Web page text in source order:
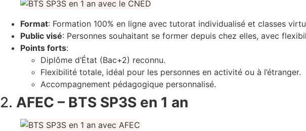
Format: Formation 100% en ligne avec tutorat individualisé et classes
Public visé: Personnes souhaitant se former depuis chez elles, avec
Points forts:
Diplôme d’État (Bac+2) reconnu.
Flexibilité totale, idéal pour les personnes en activité ou à l’étranger.
Accompagnement pédagogique personnalisé.
2. AFEC – BTS SP3S en 1 an